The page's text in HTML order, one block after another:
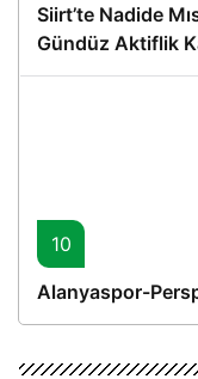
Siirt’te Nadide
Gündüz Aktiflik
10
Alanyaspor-